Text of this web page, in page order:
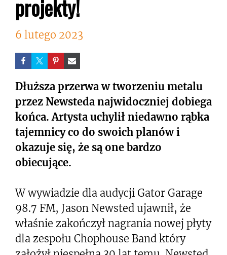
projekty!
6 lutego 2023
Dłuższa przerwa w tworzeniu metalu
przez Newsteda najwidoczniej dobiega
końca. Artysta uchylił niedawno rąbka
tajemnicy co do swoich planów i
okazuje się, że są one bardzo
obiecujące.
W wywiadzie dla audycji Gator Garage
98.7 FM, Jason Newsted ujawnił, że
właśnie zakończył nagrania nowej płyty
dla zespołu Chophouse Band który